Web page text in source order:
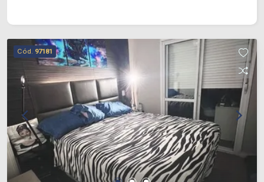
Cód. 97181